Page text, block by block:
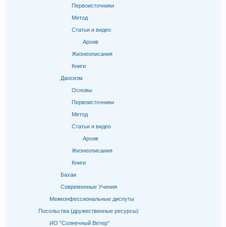
Первоисточники
Метод
Статьи и видео
Архив
Жизнеописания
Книги
Даосизм
Основы
Первоисточники
Метод
Статьи и видео
Архив
Жизнеописания
Книги
Бахаи
Современные Учения
Межконфессиональные диспуты
Посольства (дружественные ресурсы)
ИО "Солнечный Ветер"